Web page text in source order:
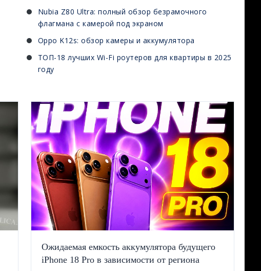
Nubia Z80 Ultra: полный обзор безрамочного
флагмана с камерой под экраном
Oppo K12s: обзор камеры и аккумулятора
ТОП-18 лучших Wi-Fi роутеров для квартиры в 2025
году
Ожидаемая емкость аккумулятора будущего
iPhone 18 Pro в зависимости от региона